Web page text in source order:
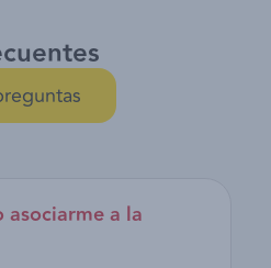
asociarme a la